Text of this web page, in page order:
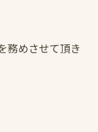
務めさせて頂き